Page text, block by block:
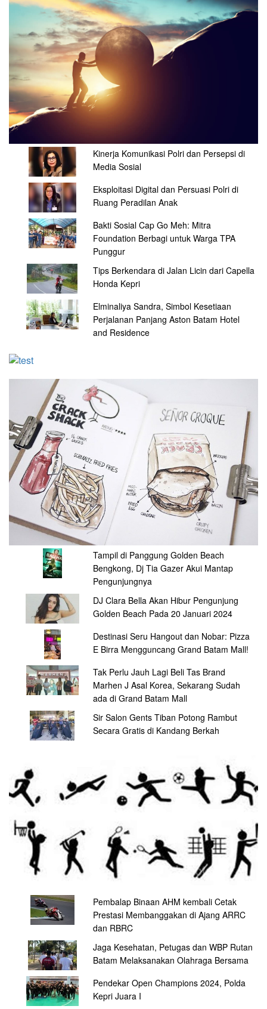
Kinerja Komunikasi Polri dan Persepsi di
Media Sosial
Eksploitasi Digital dan Persuasi Polri di
Ruang Peradilan Anak
Bakti Sosial Cap Go Meh: Mitra
Foundation Berbagi untuk Warga TPA
Punggur
Tips Berkendara di Jalan Licin dari Capella
Honda Kepri
Elminaliya Sandra, Simbol Kesetiaan
Perjalanan Panjang Aston Batam Hotel
and Residence
Tampil di Panggung Golden Beach
Bengkong, Dj Tia Gazer Akui Mantap
Pengunjungnya
DJ Clara Bella Akan Hibur Pengunjung
Golden Beach Pada 20 Januari 2024
Destinasi Seru Hangout dan Nobar: Pizza
E Birra Mengguncang Grand Batam Mall!
Tak Perlu Jauh Lagi Beli Tas Brand
Marhen J Asal Korea, Sekarang Sudah
ada di Grand Batam Mall
Sir Salon Gents Tiban Potong Rambut
Secara Gratis di Kandang Berkah
Pembalap Binaan AHM kembali Cetak
Prestasi Membanggakan di Ajang ARRC
dan RBRC
Jaga Kesehatan, Petugas dan WBP Rutan
Batam Melaksanakan Olahraga Bersama
Pendekar Open Champions 2024, Polda
Kepri Juara I